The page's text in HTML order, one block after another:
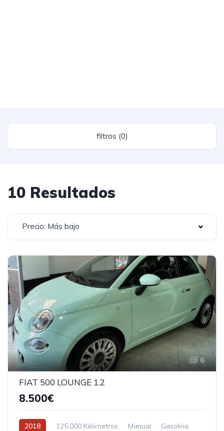
filtros (0)
10 Resultados
Precio: Más bajo
6
FIAT 500 LOUNGE 1.2
8.500€
2018 125.000 Kilómetros Manual Gasolina